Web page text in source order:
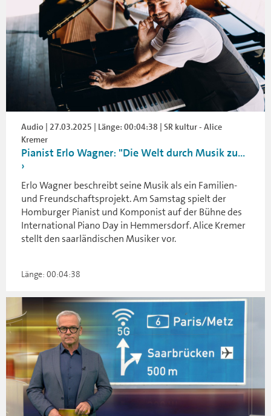
Audio | 27.03.2025 | Länge: 00:04:38 | SR kultur - Alice
Kremer
Pianist Erlo Wagner: "Die Welt durch Musik zu...
Erlo Wagner beschreibt seine Musik als ein Familien-
und Freundschaftsprojekt. Am Samstag spielt der
Homburger Pianist und Komponist auf der Bühne des
International Piano Day in Hemmersdorf. Alice Kremer
stellt den saarländischen Musiker vor.
Länge: 00:04:38